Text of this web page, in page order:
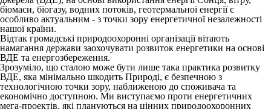
біомаси, біогазу, водних потоків, геотермальної енергії є
особливо актуальним - з точки зору енергетичної незалежності
нашої країни.
Відтак громадські природоохоронні організації вітають
намагання держави заохочувати розвиток енергетики на основі
ВДЕ та енергозбереження.
Зрозуміло, що сталою може бути лише така практика розвитку
ВДЕ, яка мінімально шкодить Природі, є безпечною з
технологічною точки зору, наближеною до споживача та
економічно доступною. Ми виступаємо проти енергетичних
мега-проектів, які плануються на цінних природоохоронних